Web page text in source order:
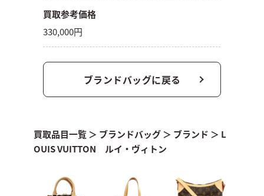
買取参考価格
330,000円
ブランドバッグに戻る
買取品目一覧＞ ブランドバッグ＞ ブランド ＞ L
OUIS VUITTON ルイ・ヴィトン